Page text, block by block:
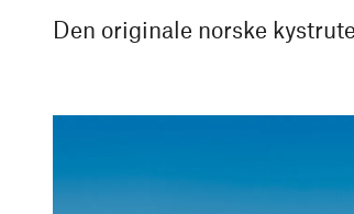
Den originale norske